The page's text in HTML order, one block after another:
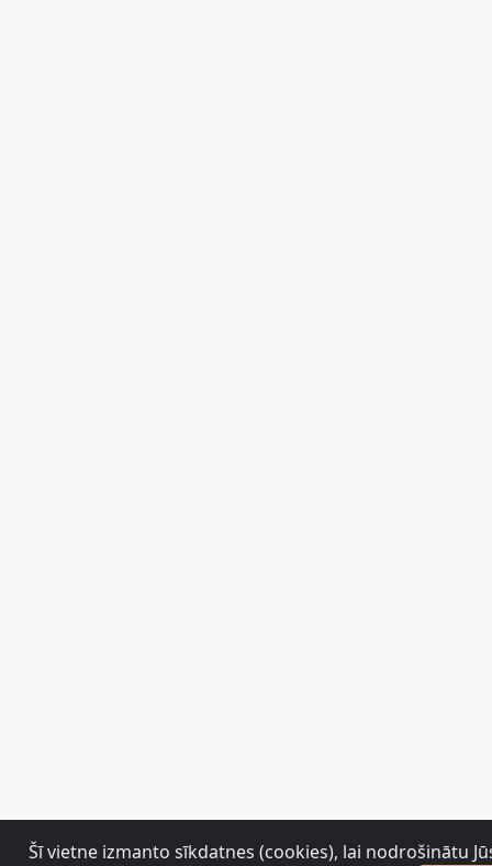
Šī vietne izmanto sīkdatnes (cookies), lai nodrošinātu